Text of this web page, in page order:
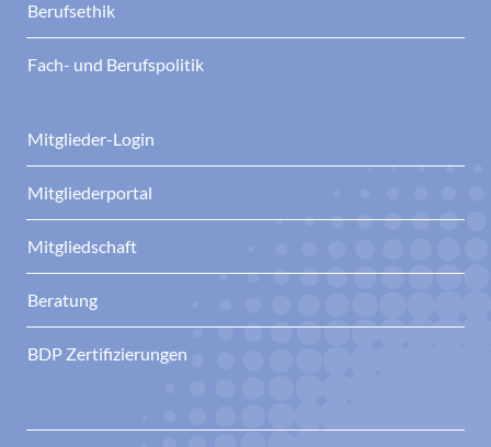
Berufsethik
Fach- und Berufspolitik
Mitglieder-Login
Mitgliederportal
Mitgliedschaft
Beratung
BDP Zertifizierungen